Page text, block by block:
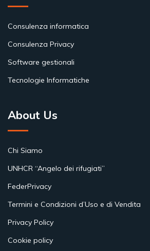
Consulenza informatica
Consulenza Privacy
Software gestionali
Tecnologie Informatiche
About Us
Chi Siamo
UNHCR “Angelo dei rifugiati”
FederPrivacy
Termini e Condizioni d’Uso e di Vendita
Privacy Policy
Cookie policy